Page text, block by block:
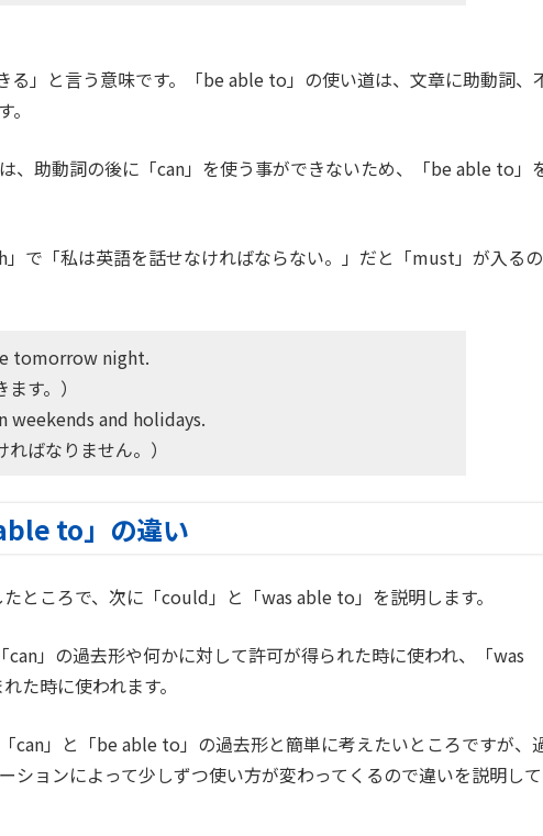
る」と言う意味です。「be able to」の使い道は、文章に助動詞、
、助動詞の後に「can」を使う事ができないため、「be able to」
で「私は英語を話せなければならない。」だと「must」が入るの
tomorrow night.
す。）
weekends and holidays.
ばなりません。）
to」の違い
ところで、次に「could」と「was able to」を説明します。
」の過去形や何かに対して許可が得られた時に使われ、「was
た時に使われます。
can」と「be able to」の過去形と簡単に考えたいところですが、
ションによって少しずつ使い方が変わってくるので違いを説明して